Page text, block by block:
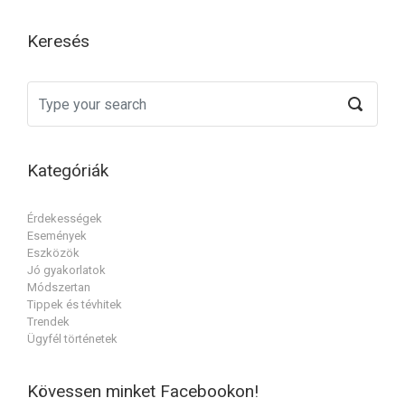
Keresés
Kategóriák
Érdekességek
Események
Eszközök
Jó gyakorlatok
Módszertan
Tippek és tévhitek
Trendek
Ügyfél történetek
Kövessen minket Facebookon!